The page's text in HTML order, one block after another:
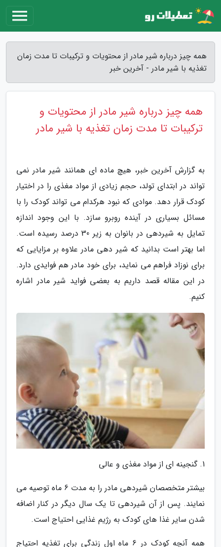
همه چیز درباره شیر مادر از محتویات و ترکیبات تا مدت زمان
تغذیه با شیر مادر - آخرین خبر
همه چیز درباره شیر مادر از محتویات و
ترکیبات تا مدت زمان تغذیه با شیر مادر
به گزارش آخرین خبر، هیچ ماده ای همانند شیر مادر نمی
تواند در ابتدای تولد، حجم زیادی از مواد مغذی را در اختیار
کودک قرار دهد. موادی که نبود هرکدام می تواند کودک را با
مسائل بسیاری در آینده روبرو سازد. با این وجود اندازه
تمایل به شیردهی در بانوان به زیر 30 درصد رسیده است.
اما بهتر است بدانید که شیر دهی مادر علاوه بر مزایایی که
برای نوزاد فراهم می نماید، برای خود مادر هم فوایدی دارد.
در این مقاله قصد داریم به بعضی فواید شیر مادر اشاره
کنیم.
1. گنجینه ای از مواد مغذی و عالی
بیشتر متخصصان شیردهی مادر را به مدت 6 ماه توصیه می
نمایند. پس از آن شیردهی تا یک سال دیگر در کنار اضافه
شدن سایر غذا های کودک به رژیم غذایی احتیاج است.
همه آنچه کودک در 6 ماه اول زندگی برای تغذیه احتیاج